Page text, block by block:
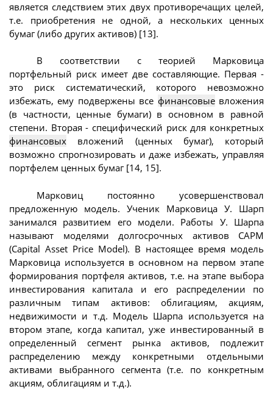
является следствием этих двух противоречащих целей,
т.е. приобретения не одной, а нескольких ценных
бумаг (либо других активов) [13].
В соответствии с теорией Марковица
портфельный риск имеет две составляющие. Первая -
это риск систематический, которого невозможно
избежать, ему подвержены все финансовыевложения
(в частности, ценные бумаги) в основном в равной
степени. Вторая - специфический риск для конкретных
финансовых вложений (ценных бумаг), который
возможно спрогнозировать и даже избежать, управляя
портфелем ценных бумаг [14, 15].
Марковиц постоянно усовершенствовал
предложенную модель. Ученик Марковица У. Шарп
занимался развитием его модели. Работы У. Шарпа
называют моделями долгосрочных активов CAPM
(Capital Asset Price Model). В настоящее время модель
Марковица используется в основном на первом этапе
формирования портфеля активов, т.е. на этапе выбора
инвестирования капитала и его распределении по
различным типам активов: облигациям, акциям,
недвижимости и т.д. Модель Шарпа используется на
втором этапе, когда капитал, уже инвестированный в
определенный сегмент рынка активов, подлежит
распределению между конкретными отдельными
активами выбранного сегмента (т.е. по конкретным
акциям, облигациям и т.д.).